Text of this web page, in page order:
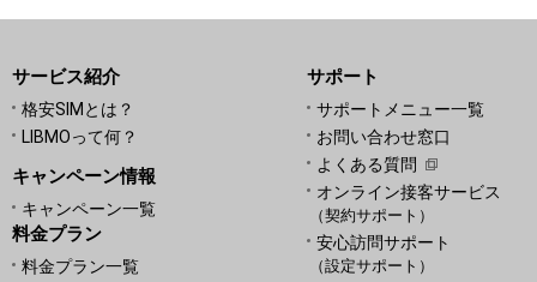
サービス紹介
格安SIMとは？
LIBMOって何？
キャンペーン情報
キャンペーン一覧
料金プラン
料金プラン一覧
サポート
サポートメニュー一覧
お問い合わせ窓口
よくある質問
オンライン接客サービス
（契約サポート）
安心訪問サポート
（設定サポート）